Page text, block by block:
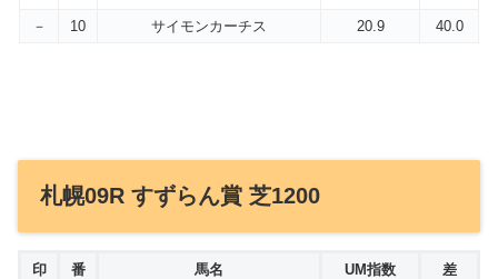
－
10 サイモンカーチス 20.9 40.0
札幌09R すずらん賞 芝1200
印 番 馬名 UM指数 差